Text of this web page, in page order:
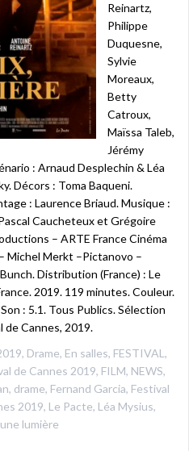
Reinartz,
Philippe
Duquesne,
Sylvie
Moreaux,
Betty
Catroux,
Maïssa Taleb,
Jérémy
: Arnaud Desplechin & Léa
Décors : Toma Baqueni.
: Laurence Briaud. Musique :
Caucheteux et Grégoire
– ARTE France Cinéma
Michel Merkt –Pictanovo –
Distribution (France) : Le
2019. 119 minutes. Couleur.
: 5.1. Tous Publics. Sélection
Cannes, 2019.
, Drame, En salles, FESTIVAL ,
de Cannes 2019, FILM, NEWS,
, drame, Fernand Garcia, Festival
2019, Le Pacte, Léa Mysius,
lumière